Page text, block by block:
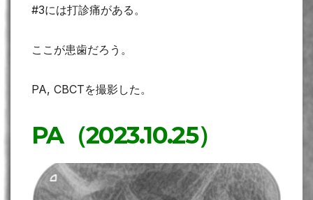
#3には打診痛がある。
ここが患歯だろう。
PA, CBCTを撮影した。
PA（2023.10.25）